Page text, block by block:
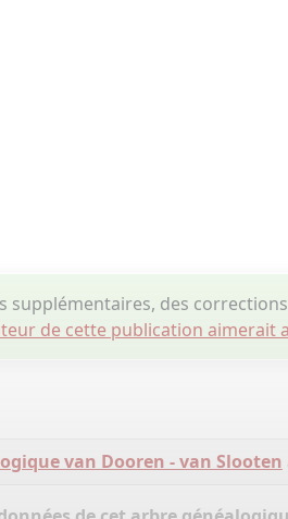
supplémentaires, des
de cette publication aimerait
van Dooren - van Slooten